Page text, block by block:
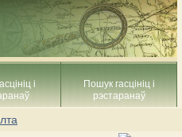
і
Пошук гасцініц і
рэстаранаў